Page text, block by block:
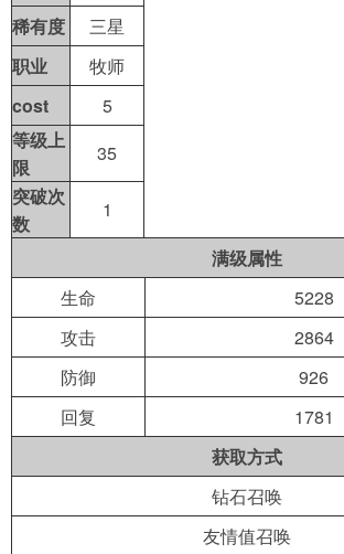
稀有度
三星
职业
牧师
cost
5
等级上
限
35
突破次
数
1
满级属性
生命
5228
攻击
2864
防御
926
回复
1781
获取方式
钻石召唤
友情值召唤